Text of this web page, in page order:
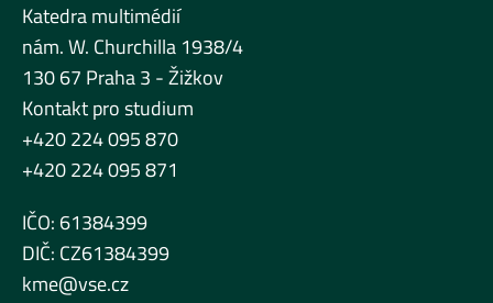
Katedra multimédií
nám. W. Churchilla 1938/4
130 67 Praha 3 - Žižkov
Kontakt pro studium
+420 224 095 870
+420 224 095 871
IČO: 61384399
DIČ: CZ61384399
kme@vse.cz